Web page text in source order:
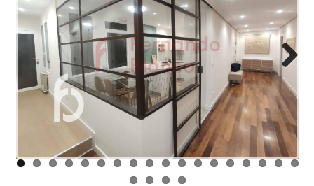
BLOG
CONTACTO
Next